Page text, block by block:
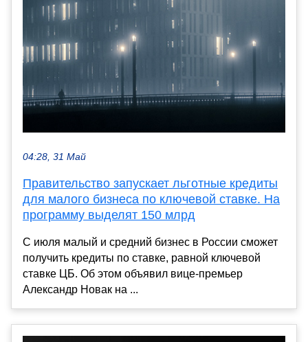
04:28, 31 Май
Правительство запускает льготные кредиты
для малого бизнеса по ключевой ставке. На
программу выделят 150 млрд
С июля малый и средний бизнес в России сможет
получить кредиты по ставке, равной ключевой
ставке ЦБ. Об этом объявил вице-премьер
Александр Новак на ...